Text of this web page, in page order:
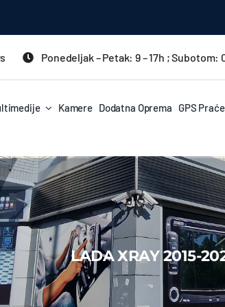
Ponedeljak – Petak: 9 – 17h ; Subotom:
Kamere Dodatna Oprema GPS
LADA XRAY 2015-